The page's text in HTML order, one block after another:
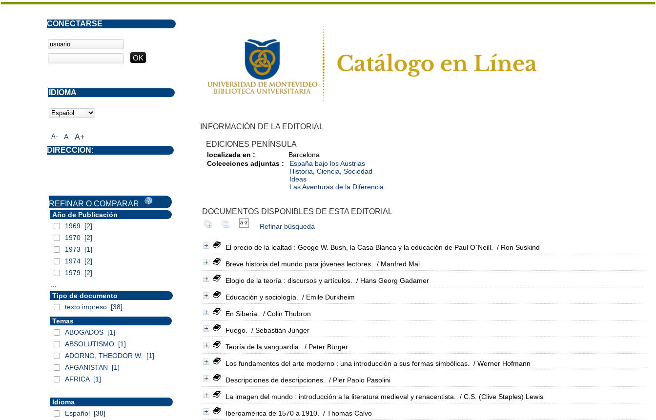
INFORMACIÓN DE LA EDITORIAL
EDICIONES PENÍNSULA
localizada en :
Barcelona
Colecciones adjuntas :
España bajo los Austrias
Historia, Ciencia, Sociedad
Ideas
Las Aventuras de la Diferencia
DOCUMENTOS DISPONIBLES DE ESTA EDITORIAL
Refinar búsqueda
El precio de la lealtad : Geoge W. Bush, la Casa Blanca y la educación de Paul O`Neill. / Ron Suskind
Breve historia del mundo para jóvenes lectores. / Manfred Mai
Elogio de la teoría : discursos y artículos. / Hans Georg Gadamer
Educación y sociología. / Emile Durkheim
En Siberia. / Colin Thubron
Fuego. / Sebastián Junger
Teoría de la vanguardia. / Peter Bürger
Los fundamentos del arte moderno : una introducción a sus formas simbólicas. / Werner Hofmann
Descripciones de descripciones. / Pier Paolo Pasolini
La imagen del mundo : introducción a la literatura medieval y renacentista. / C.S. (Clive Staples) Lewis
Iberoamérica de 1570 a 1910. / Thomas Calvo
A- A A+
CONECTARSE
DIRECCIÓN:
IDIOMA
REFINAR O COMPARAR
Año de Publicación
1969 [2]
1970 [2]
1973
[1]
1974 [2]
1979 [2]
Tipo de documento
texto impreso [38]
Temas
ABOGADOS [1]
ABSOLUTISMO [1]
ADORNO, THEODOR W.
[1]
AFGANISTAN
[1]
AFRICA [1]
Idioma
Español [38]